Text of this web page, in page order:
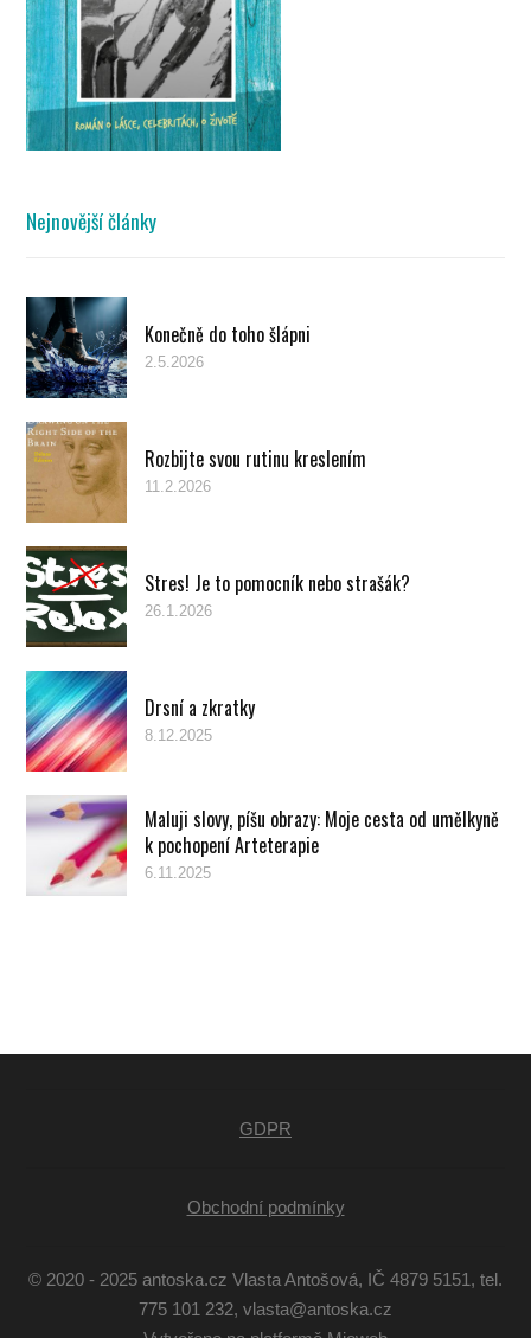
Nejnovější články
Konečně do toho šlápni
2.5.2026
Rozbijte svou rutinu kreslením
11.2.2026
Stres! Je to pomocník nebo strašák?
26.1.2026
Drsní a zkratky
8.12.2025
Maluji slovy, píšu obrazy: Moje cesta od umělkyně
k pochopení Arteterapie
6.11.2025
GDPR
Obchodní podmínky
© 2020 - 2025 antoska.cz Vlasta Antošová, IČ 4879 5151, tel.
775 101 232, vlasta@antoska.cz